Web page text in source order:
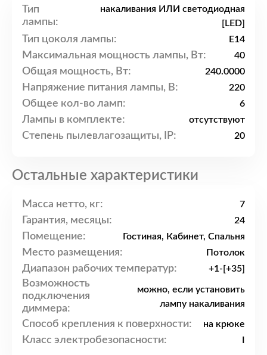
Тип
лампы:
накаливания ИЛИ светодиодная
[LED]
Тип цоколя лампы: E14
Максимальная мощность лампы, Вт: 40
Общая мощность, Вт: 240.0000
Напряжение питания лампы, В: 220
Общее кол-во ламп: 6
Лампы в комплекте: отсутствуют
Степень пылевлагозащиты, IP: 20
Остальные характеристики
Масса нетто, кг: 7
Гарантия, месяцы: 24
Помещение: Гостиная, Кабинет, Спальня
Место размещения: Потолок
Диапазон рабочих температур: +1-[+35]
Возможность
подключения
диммера:
можно, если установить
лампу накаливания
Способ крепления к поверхности: на крюке
Класс электробезопасности: